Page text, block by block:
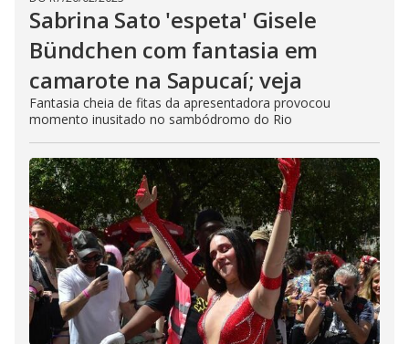
Sabrina Sato 'espeta' Gisele
Bündchen com fantasia em
camarote na Sapucaí; veja
Fantasia cheia de fitas da apresentadora provocou
momento inusitado no sambódromo do Rio